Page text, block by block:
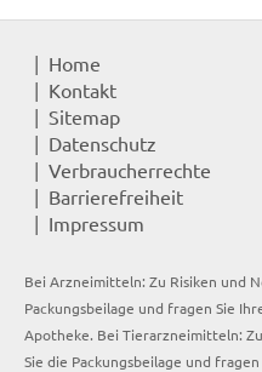
Home
Kontakt
Sitemap
Datenschutz
Verbraucherrechte
Barrierefreiheit
Impressum
Bei Arzneimitteln: Zu Risiken und
Packungsbeilage und fragen Sie
Apotheke. Bei Tierarzneimitteln:
Sie die Packungsbeilage und